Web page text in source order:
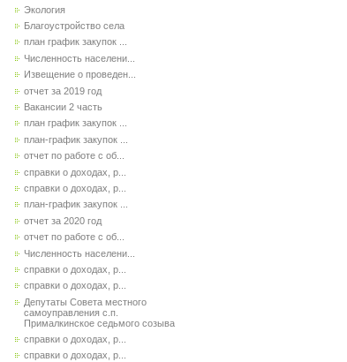
Экология
Благоустройство села
план график закупок ...
Численность населени...
Извещение о проведен...
отчет за 2019 год
Вакансии 2 часть
план график закупок ...
план-график закупок ...
отчет по работе с об...
справки о доходах, р...
справки о доходах, р...
план-график закупок ...
отчет за 2020 год
отчет по работе с об...
Численность населени...
справки о доходах, р...
справки о доходах, р...
Депутаты Совета местного
самоуправления с.п.
Прималкинское седьмого созыва
справки о доходах, р...
справки о доходах, р...